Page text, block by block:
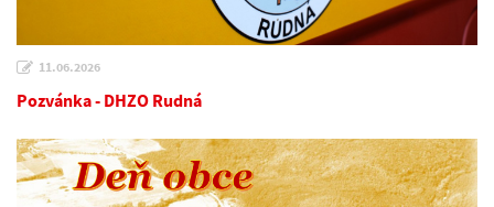
11.06.2026
Pozvánka - DHZO Rudná